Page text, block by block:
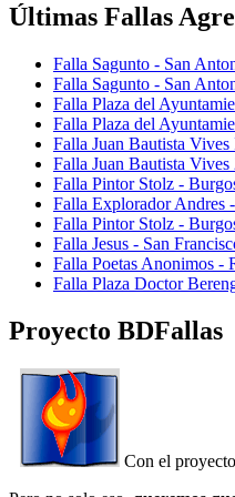
Últimas Fallas
Falla Sagunto - San
Falla Sagunto - San
Falla Plaza del
Falla Plaza del
Falla Juan Bautista
Falla Juan Bautista Vives
Falla Pintor Stolz -
Falla Explorador Andres
Falla Pintor Stolz -
Falla Jesus - San
Falla Poetas Anonimos -
Falla Plaza Doctor
Proyecto BDFallas
Con el proyecto